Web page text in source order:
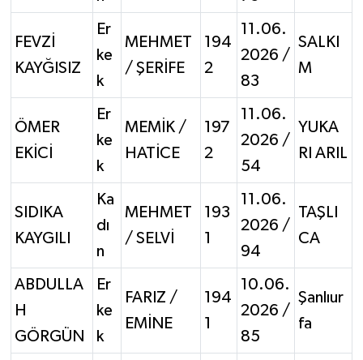
FEVZİ
KAYĞISIZ
Er
ke
k
MEHMET
/ ŞERİFE
194
2
11.06.
2026 /
83
SALKI
M
ÖMER
EKİCİ
Er
ke
k
MEMİK /
HATİCE
197
2
11.06.
2026 /
54
YUKA
RI ARIL
SIDIKA
KAYGILI
Ka
dı
n
MEHMET
/ SELVİ
193
1
11.06.
2026 /
94
TAŞLI
CA
ABDULLA
H
GÖRGÜN
Er
ke
k
FARIZ /
EMİNE
194
1
10.06.
2026 /
85
Şanlıur
fa